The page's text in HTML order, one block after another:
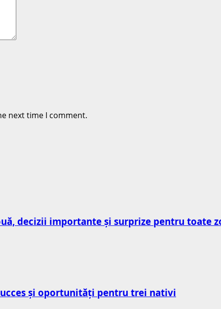
next time I comment.
decizii importante și surprize pentru toate
și oportunități pentru trei nativi